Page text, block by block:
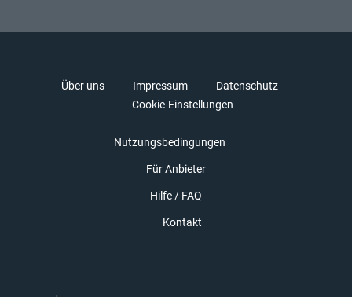
Über uns Impressum
Datenschutz
Cookie-Einstellungen
Nutzungsbedingungen
Für Anbieter
Hilfe / FAQ
Kontakt